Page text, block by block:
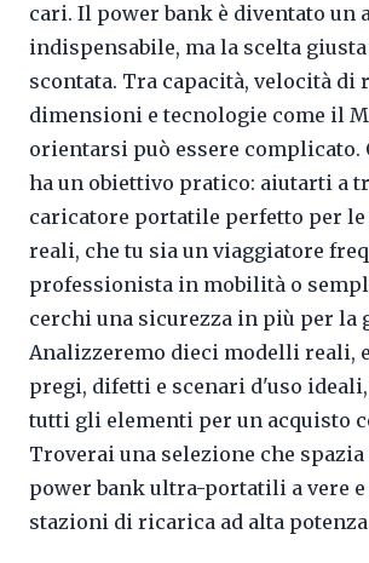
cari. Il power bank è diventato un
indispensabile, ma la scelta giusta
scontata. Tra capacità, velocità di
dimensioni e tecnologie come il
orientarsi può essere complicato.
ha un obiettivo pratico: aiutarti a
caricatore portatile perfetto per le
reali, che tu sia un viaggiatore
professionista in mobilità o
cerchi una sicurezza in più per la
Analizzeremo dieci modelli reali,
pregi, difetti e scenari d'uso
tutti gli elementi per un acquisto
Troverai una selezione che
power bank ultra-portatili a vere
stazioni di ricarica ad alta